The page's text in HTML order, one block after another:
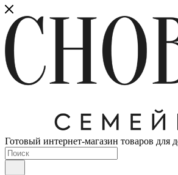
Готовый интернет-магазин товаров для